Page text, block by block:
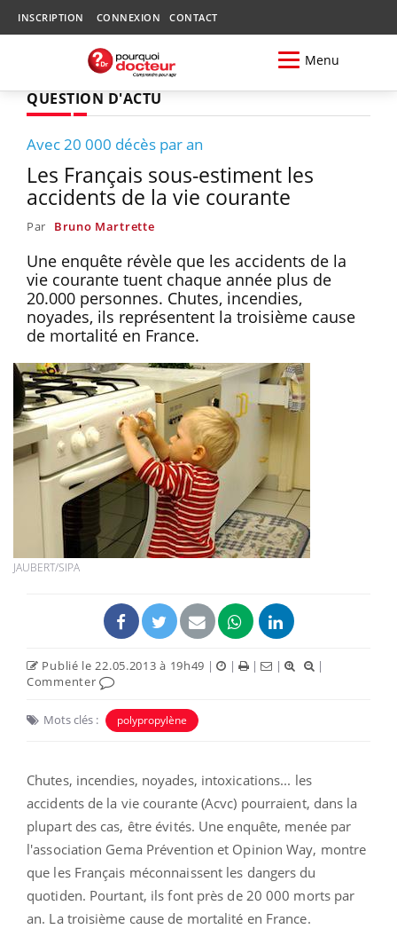
INSCRIPTION CONNEXION CONTACT
Menu
QUESTION D'ACTU
Avec 20 000 décès par an
Les Français sous-estiment les
accidents de la vie courante
Par Bruno Martrette
Une enquête révèle que les accidents de la
vie courante tuent chaque année plus de
20.000 personnes. Chutes, incendies,
noyades, ils représentent la troisième cause
de mortalité en France.
JAUBERT/SIPA
Publié le 22.05.2013 à 19h49 | | | |
|
Commenter
Mots clés : polypropylène
Chutes, incendies, noyades, intoxications... les
accidents de la vie courante (Acvc) pourraient, dans la
plupart des cas, être évités. Une enquête, menée par
l'association Gema Prévention et Opinion Way, montre
que les Français méconnaissent les dangers du
quotiden. Pourtant, ils font près de 20 000 morts par
an. La troisième cause de mortalité en France.